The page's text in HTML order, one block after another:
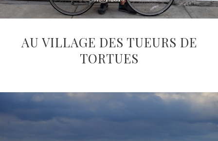
AU VILLAGE DES TUEURS DE
TORTUES